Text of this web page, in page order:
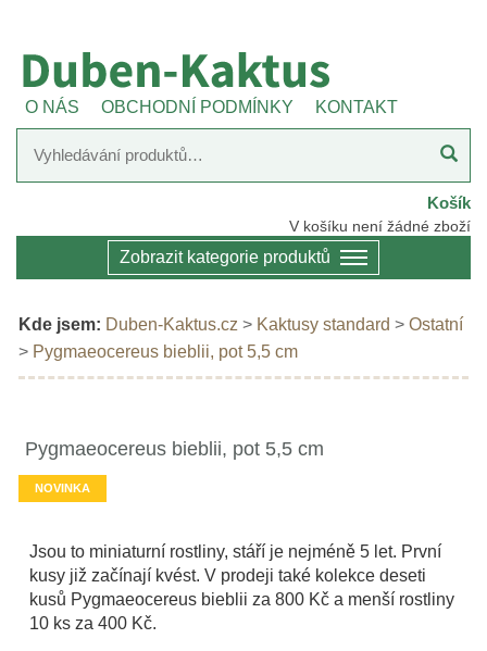
O NÁS OBCHODNÍ PODMÍNKY KONTAKT
Košík
V košíku není žádné zboží
Zobrazit kategorie produktů
Kde jsem: Duben-Kaktus.cz > Kaktusy standard > Ostatní
> Pygmaeocereus bieblii, pot 5,5 cm
Pygmaeocereus bieblii, pot 5,5 cm
NOVINKA
Jsou to miniaturní rostliny, stáří je nejméně 5 let. První
kusy již začínají kvést. V prodeji také kolekce deseti
kusů Pygmaeocereus bieblii za 800 Kč a menší rostliny
10 ks za 400 Kč.